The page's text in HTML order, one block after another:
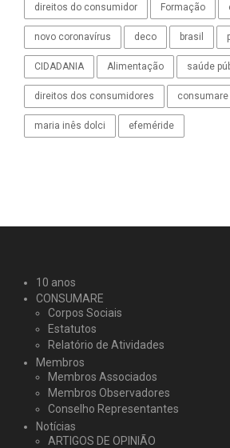
direitos do consumidor Formação
novo coronavírus deco brasil
CIDADANIA Alimentação saúde
direitos dos consumidores consumare
maria inês dolci efeméride
10 anos
CONSUMARE
Corpos Sociais
Estatutos
Relatório de Atividades
Membros
Membros Associados
Membros Observadores
Conselho Representantes
Notícias
ARTIGOS DE OPINIÃO